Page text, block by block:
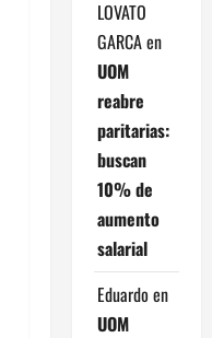
LOVATO
GARCAen
UOM
reabre
paritarias:
buscan
10% de
aumento
salarial
Eduardo en
UOM